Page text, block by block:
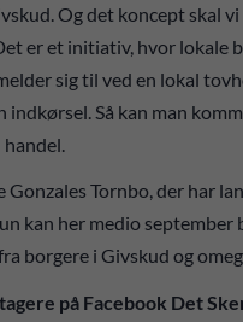
Og det koncept skal vi
er et initiativ, hvor lokale
sig til ved en lokal
Så kan man
Tornbo, der har
kan her medio september
borgere i Givskud og
på Facebook Det